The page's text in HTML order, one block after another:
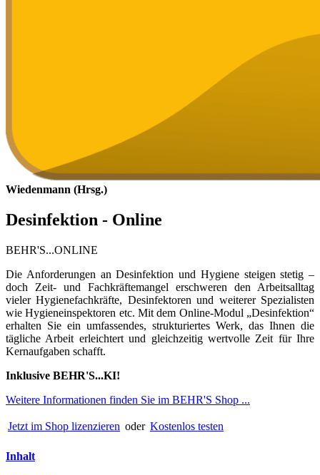
Wiedenmann (Hrsg.)
Desinfektion - Online
BEHR'S...ONLINE
Die Anforderungen an Desinfektion und Hygiene steigen stetig –
doch Zeit- und Fachkräftemangel erschweren den Arbeitsalltag
vieler Hygienefachkräfte, Desinfektoren und weiterer Spezialisten
wie Hygieneinspektoren etc. Mit dem Online-Modul „Desinfektion“
erhalten Sie ein umfassendes, strukturiertes Werk, das Ihnen die
tägliche Arbeit erleichtert und gleichzeitig wertvolle Zeit für Ihre
Kernaufgaben schafft.
Inklusive BEHR'S...KI!
Weitere Informationen finden Sie im BEHR'S Shop ...
Jetzt im Shop lizenzieren oder Kostenlos testen
Inhalt